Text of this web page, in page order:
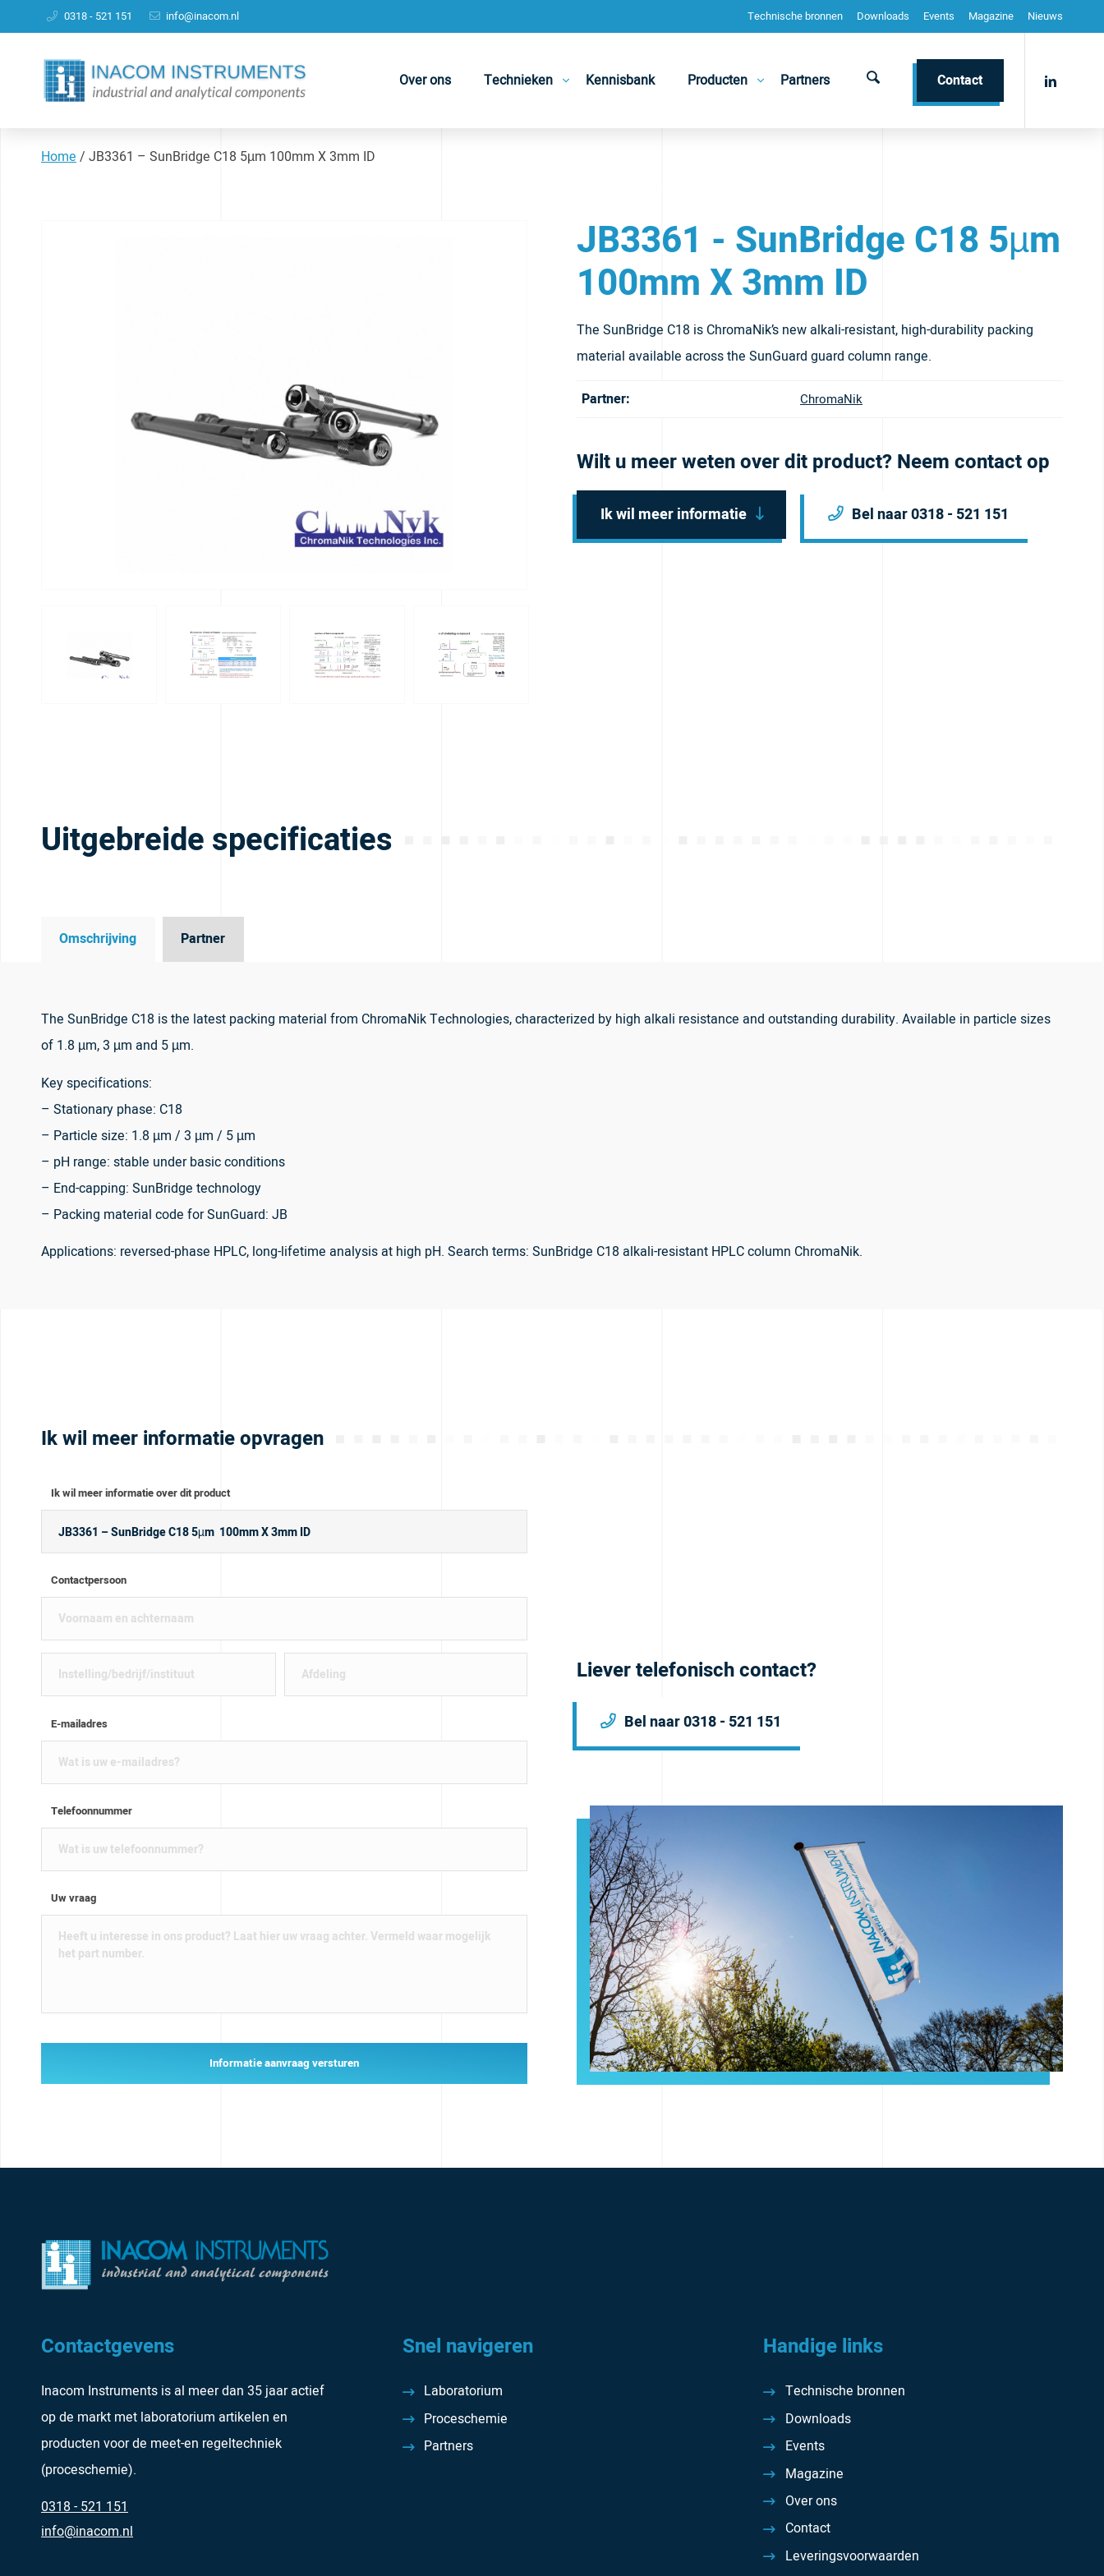
Technische bronnen Downloads Events Magazine Nieuws
0318 - 521 151 info@inacom.nl
Over ons Technieken Kennisbank Producten Partners Contact
Home/ JB3361 – SunBridge C18 5µm 100mm X 3mm ID
JB3361 - SunBridge C18 5µm
100mm X 3mm ID
The SunBridge C18 is ChromaNik’s new alkali-resistant, high-durability packing
material available across the SunGuard guard column range.
Partner: ChromaNik
Wilt u meer weten over dit product? Neem contact op
Ik wil meer informatie Bel naar 0318 - 521 151
Uitgebreide specificaties
Omschrijving Partner
The SunBridge C18 is the latest packing material from ChromaNik Technologies, characterized by high alkali resistance and outstanding durability. Available in particle sizes
of 1.8 µm, 3 µm and 5 µm.
Key specifications:
– Stationary phase: C18
– Particle size: 1.8 µm / 3 µm / 5 µm
– pH range: stable under basic conditions
– End-capping: SunBridge technology
– Packing material code for SunGuard: JB
Applications: reversed-phase HPLC, long-lifetime analysis at high pH. Search terms: SunBridge C18 alkali-resistant HPLC column ChromaNik.
Ik wil meer informatie opvragen
Ik wil meer informatie over dit product
Contactpersoon
E-mailadres
Telefoonnummer
Uw vraag
Informatie aanvraag versturen
Liever telefonisch contact?
Bel naar 0318 - 521 151
Contactgevens
Inacom Instruments is al meer dan 35 jaar actief
op de markt met laboratorium artikelen en
producten voor de meet-en regeltechniek
(proceschemie).
0318 - 521 151
info@inacom.nl
Snel navigeren
Laboratorium
Proceschemie
Partners
Handige links
Technische bronnen
Downloads
Events
Magazine
Over ons
Contact
Leveringsvoorwaarden